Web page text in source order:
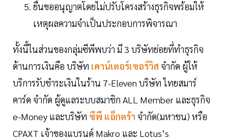
ยื่นขออนุญาตโดยไม่ปรับโครงสร้างธุรกิจพร้อมให้
เหตุผลความจำเป็นประกอบการพิจารณา
ทั้งนี้ในส่วนของกลุ่มซีพีพบว่า มี 3 บริษัทย่อยที่ทำธุรกิจ
ด้านการเงินคือ บริษัท เคาน์เตอร์เซอร์วิส จำกัด ผู้ให้
บริการรับชำระเงินในร้าน 7-Eleven บริษัท ไทยสมาร์
คาร์ด จำกัด ผู้ดูแลระบบสมาชิก ALL Member และธุรกิจ
e-Money และบริษัท ซีพี แอ็กตร้า จำกัด(มหาชน) หรือ
CPAXT เจ้าของแบรนด์ Makro และ Lotus’s